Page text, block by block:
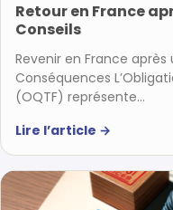
Retour en France
Conseils
Revenir en France après
Conséquences
(OQTF) représente…
Lire l’article →